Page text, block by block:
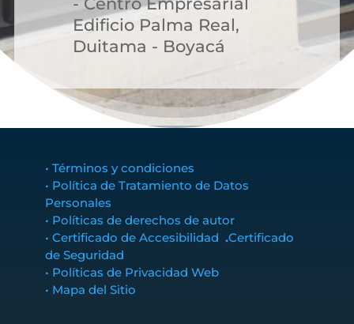
Edificio Palma Real,
Duitama - Boyacá
• Términos y condiciones
• Política de Tratamiento de Datos
Personales
• Políticas de derechos de autor
• Certificado de Accesibilidad .Certificado
de Seguridad
• Políticas de Privacidad Web
• Mapa del Sitio